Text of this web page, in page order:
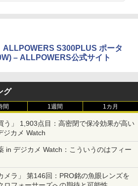
ALLPOWERS S300PLUS ポータ
– ALLPOWERS公式サイト
グ
間 1週間 1カ月
う」 1,903点目：高密閉で保冷効果が高い
ジカメ Watch
in デジカメ Watch：こういうのはフィー
メラ」 第146回：PRO銘の魚眼レンズを